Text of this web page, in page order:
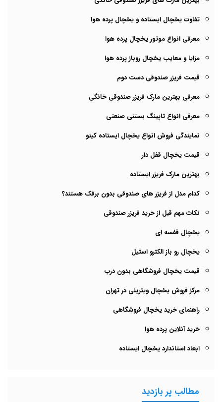
تفاوت یخچال ایستاده و یخچال پرده هوا
معرفی انواع موتور یخچال پرده هوا
مزایا و معایب یخچال روباز پرده هوا
قیمت فریزر صندوقی دست دوم
معرفی بهترین مارک فریزر صندوقی خانگی
معرفی انواع تاپینگ بستنی صنعتی
نمایندگی فروش انواع یخچال ایستاده کینو
قیمت یخچال قفل دار
بهترین مارک فریزر ایستاده
کدام مدل از فریزر های صندوقی بدون برفک هستند؟
نکات مهم قبل از خرید فریزر صندوقی
یخچال قفسه ای
یخچال رو باز الکترو استیل
قیمت یخچال فروشگاهی بدون درب
مرکز فروش یخچال ویترینی در تهران
راهنمای خرید یخچال فروشگاهی
خرید آنلاین پرده هوا
ابعاد استاندارد یخچال ایستاده
مطالب پر بازدید